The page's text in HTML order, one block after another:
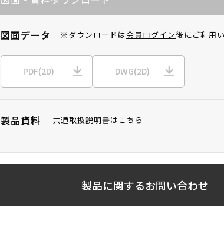
図面データ ※ダウンロードは会員ログイン後にご利用
PDF(2D) DWG(2D)
製品資料 共通取扱説明書はこちら
製品に関するお問い合わせ